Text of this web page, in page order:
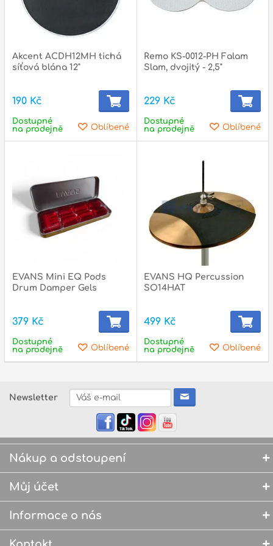
Akcent ACDH12MH tichá
síťová blána 12"
190 Kč
Oblíbené
Dostupné
na prodejně
Remo KS-0012-PH Falam
Slam, dvojitý - 2,5"
229 Kč
Oblíbené
Dostupné
na prodejně
EVANS Mini EQ Pods
Drum Damper Gels
379 Kč
Oblíbené
Dostupné
na prodejně
EVANS HQ Percussion
SO14HAT
499 Kč
Oblíbené
Dostupné
na prodejně
Newsletter
Nákup a odstoupení
Můj účet
Informace o nás